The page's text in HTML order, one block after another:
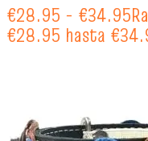
€28.95 - €34.95
€28.95 hasta